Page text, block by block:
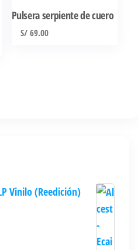
en
página
Pulsera serpiente de cuero
S/69.00
Vinilo (Reedición)